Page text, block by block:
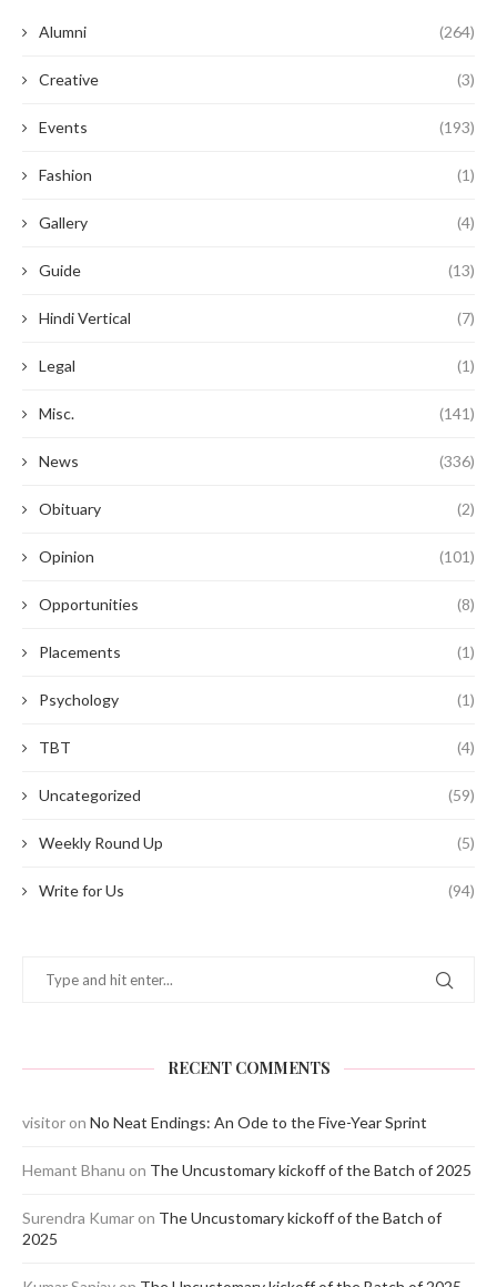
Alumni (264)
Creative (3)
Events (193)
Fashion (1)
Gallery (4)
Guide (13)
Hindi Vertical (7)
Legal (1)
Misc. (141)
News (336)
Obituary (2)
Opinion (101)
Opportunities (8)
Placements (1)
Psychology (1)
TBT (4)
Uncategorized (59)
Weekly Round Up (5)
Write for Us (94)
RECENT COMMENTS
visitor on No Neat Endings: An Ode to the Five-Year Sprint
Hemant Bhanu on The Uncustomary kickoff of the Batch of 2025
Surendra Kumar on The Uncustomary kickoff of the Batch of
2025